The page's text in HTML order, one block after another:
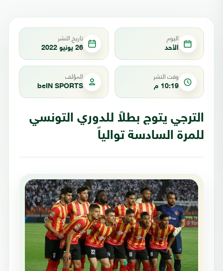
اليوم
الأحد
تاريخ النشر
26 يونيو 2022
وقت النشر
10:19 م
المؤلف
beIN SPORTS
الترجي يتوج بطلاً للدوري التونسي
للمرة السادسة توالياً